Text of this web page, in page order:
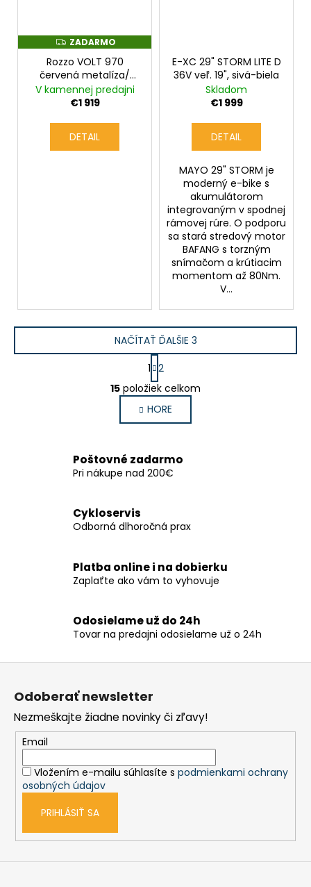
Z
A
D
A
R
M
O
ZADARMO
Rozzo VOLT 970
červená metalíza/
čierna lesklá
V kamennej predajni
€1 919
DETAIL
E-XC 29" STORM LITE D
36V veľ. 19", sivá-biela
Skladom
€1 999
DETAIL
MAYO 29" STORM je
moderný e-bike s
akumulátorom
integrovaným v spodnej
rámovej rúre. O podporu
sa stará stredový motor
BAFANG s torzným
snímačom a krútiacim
momentom až 80Nm.
V...
O
v
l
á
a
c
p
r
k
y
ý
p
i
s
NAČÍTAŤ ĎALŠIE 3
S
t
r
á
n
k
v
a
n
1 2
15 položiek celkom
HORE
Poštovné zadarmo
Pri nákupe nad 200€
Cykloservis
Odborná dlhoročná prax
Platba online i na dobierku
Zaplaťte ako vám to vyhovuje
Odosielame už do 24h
Tovar na predajni odosielame už o 24h
Odoberať newsletter
Nezmeškajte žiadne novinky či zľavy!
Email
Vložením e-mailu súhlasíte s podmienkami ochrany
osobných údajov
PRIHLÁSIŤ SA